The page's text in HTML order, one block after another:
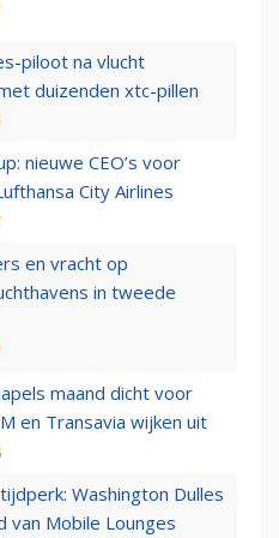
piloot na vlucht
duizenden xtc-pillen
nieuwe CEO’s voor
City Airlines
en vracht op
in tweede
maand dicht voor
en Transavia wijken uit
Washington Dulles
van Mobile Lounges